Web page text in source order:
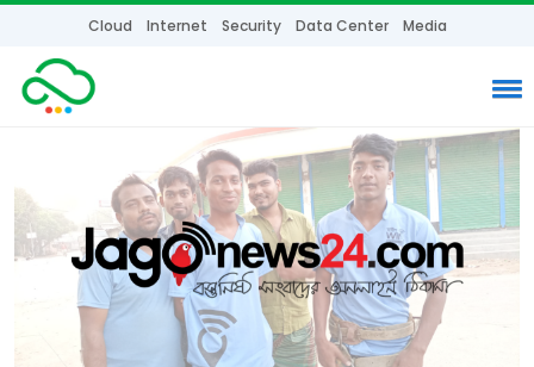
Cloud Internet Security Data Center Media